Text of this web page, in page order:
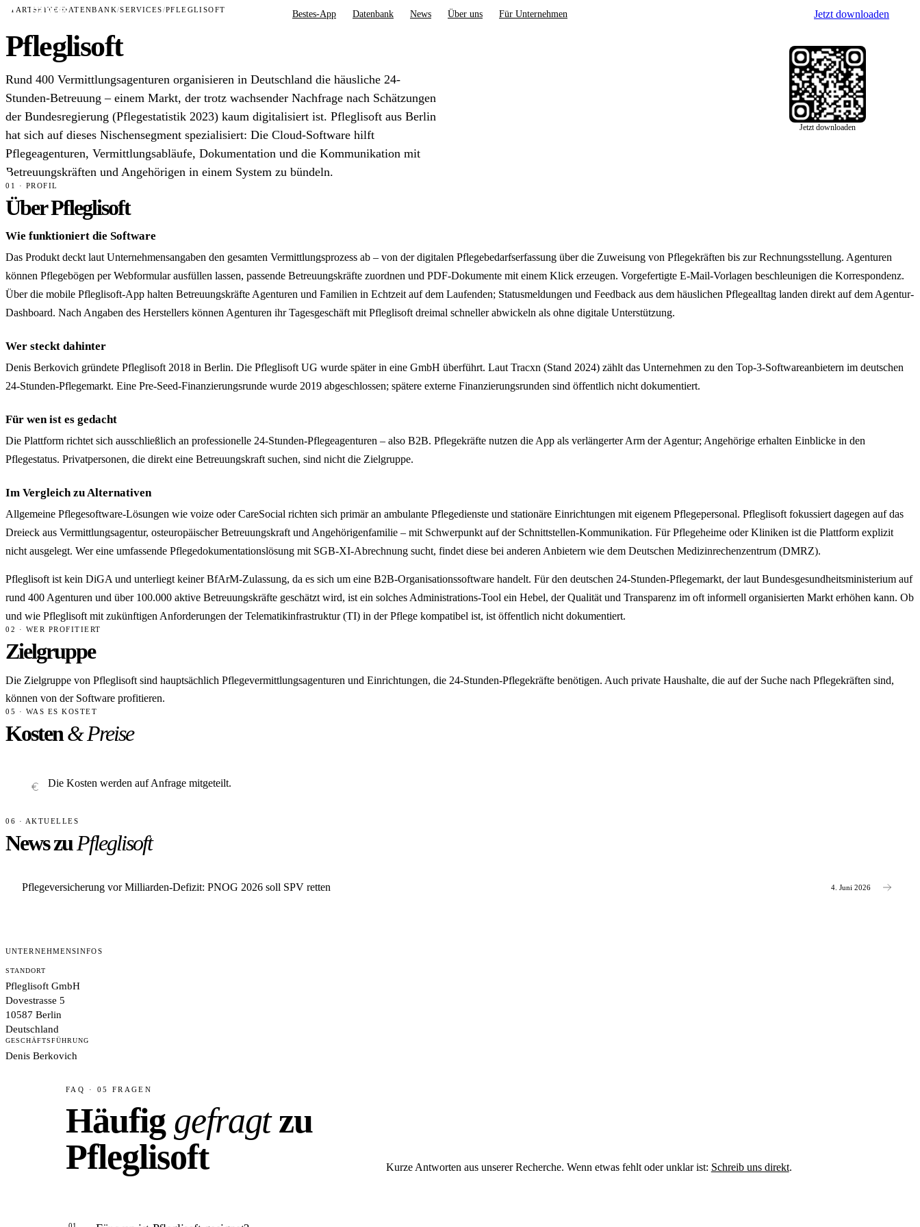
Bestes-App Datenbank News Über uns Für Unternehmen
Jetzt downloaden
Jetzt downloaden
STARTSEITE/DATENBANK/SERVICES/PFLEGLISOFT
Pfleglisoft
Rund 400 Vermittlungsagenturen organisieren in Deutschland die häusliche 24-
Stunden-Betreuung – einem Markt, der trotz wachsender Nachfrage nach Schätzungen
der Bundesregierung (Pflegestatistik 2023) kaum digitalisiert ist. Pfleglisoft aus Berlin
hat sich auf dieses Nischensegment spezialisiert: Die Cloud-Software hilft
Pflegeagenturen, Vermittlungsabläufe, Dokumentation und die Kommunikation mit
Betreuungskräften und Angehörigen in einem System zu bündeln.
01 · PROFIL
Über Pfleglisoft
Wie funktioniert die Software
Das Produkt deckt laut Unternehmensangaben den gesamten Vermittlungsprozess ab – von der digitalen Pflegebedarfserfassung über die Zuweisung von Pflegekräften bis zur Rechnungsstellung. Agenturen
können Pflegebögen per Webformular ausfüllen lassen, passende Betreuungskräfte zuordnen und PDF-Dokumente mit einem Klick erzeugen. Vorgefertigte E-Mail-Vorlagen beschleunigen die Korrespondenz.
Über die mobile Pfleglisoft-App halten Betreuungskräfte Agenturen und Familien in Echtzeit auf dem Laufenden; Statusmeldungen und Feedback aus dem häuslichen Pflegealltag landen direkt auf dem Agentur-
Dashboard. Nach Angaben des Herstellers können Agenturen ihr Tagesgeschäft mit Pfleglisoft dreimal schneller abwickeln als ohne digitale Unterstützung.
Wer steckt dahinter
Denis Berkovich gründete Pfleglisoft 2018 in Berlin. Die Pfleglisoft UG wurde später in eine GmbH überführt. Laut Tracxn (Stand 2024) zählt das Unternehmen zu den Top-3-Softwareanbietern im deutschen
24-Stunden-Pflegemarkt. Eine Pre-Seed-Finanzierungsrunde wurde 2019 abgeschlossen; spätere externe Finanzierungsrunden sind öffentlich nicht dokumentiert.
Für wen ist es gedacht
Die Plattform richtet sich ausschließlich an professionelle 24-Stunden-Pflegeagenturen – also B2B. Pflegekräfte nutzen die App als verlängerter Arm der Agentur; Angehörige erhalten Einblicke in den
Pflegestatus. Privatpersonen, die direkt eine Betreuungskraft suchen, sind nicht die Zielgruppe.
Im Vergleich zu Alternativen
Allgemeine Pflegesoftware-Lösungen wie voize oder CareSocial richten sich primär an ambulante Pflegedienste und stationäre Einrichtungen mit eigenem Pflegepersonal. Pfleglisoft fokussiert dagegen auf das
Dreieck aus Vermittlungsagentur, osteuropäischer Betreuungskraft und Angehörigenfamilie – mit Schwerpunkt auf der Schnittstellen-Kommunikation. Für Pflegeheime oder Kliniken ist die Plattform explizit
nicht ausgelegt. Wer eine umfassende Pflegedokumentationslösung mit SGB-XI-Abrechnung sucht, findet diese bei anderen Anbietern wie dem Deutschen Medizinrechenzentrum (DMRZ).
Pfleglisoft ist kein DiGA und unterliegt keiner BfArM-Zulassung, da es sich um eine B2B-Organisationssoftware handelt. Für den deutschen 24-Stunden-Pflegemarkt, der laut Bundesgesundheitsministerium auf
rund 400 Agenturen und über 100.000 aktive Betreuungskräfte geschätzt wird, ist ein solches Administrations-Tool ein Hebel, der Qualität und Transparenz im oft informell organisierten Markt erhöhen kann. Ob
und wie Pfleglisoft mit zukünftigen Anforderungen der Telematikinfrastruktur (TI) in der Pflege kompatibel ist, ist öffentlich nicht dokumentiert.
02 · WER PROFITIERT
Zielgruppe
Die Zielgruppe von Pfleglisoft sind hauptsächlich Pflegevermittlungsagenturen und Einrichtungen, die 24-Stunden-Pflegekräfte benötigen. Auch private Haushalte, die auf der Suche nach Pflegekräften sind,
können von der Software profitieren.
05 · WAS ES KOSTET
Kosten& Preise
Die Kosten werden auf Anfrage mitgeteilt.
06 · AKTUELLES
News zuPfleglisoft
Pflegeversicherung vor Milliarden-Defizit: PNOG 2026 soll SPV retten 4. Juni 2026
UNTERNEHMENSINFOS
STANDORT
Pfleglisoft GmbH
Dovestrasse 5
10587 Berlin
Deutschland
GESCHÄFTSFÜHRUNG
Denis Berkovich
FAQ · 05 FRAGEN
Häufig gefragtzu
Pfleglisoft
Kurze Antworten aus unserer Recherche. Wenn etwas fehlt oder unklar ist: Schreib uns direkt.